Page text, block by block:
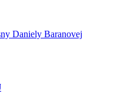
Daniely Baranovej